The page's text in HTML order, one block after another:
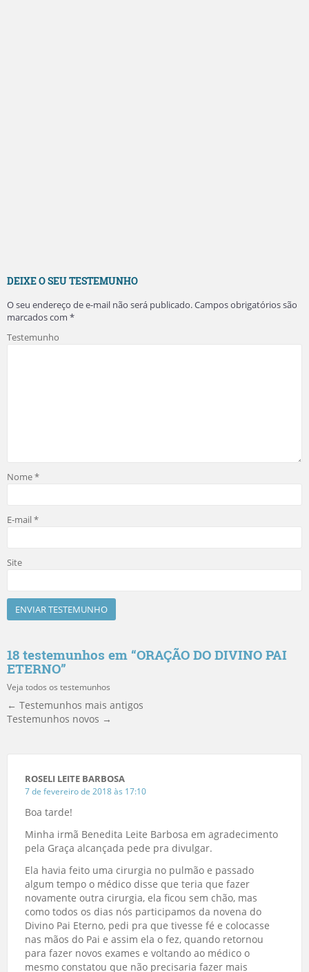
DEIXE O SEU TESTEMUNHO
O seu endereço de e-mail não será publicado.Campos obrigatórios são
marcados com *
Testemunho
Nome*
E-mail*
Site
18 testemunhos em “ORAÇÃO DO DIVINO PAI
ETERNO”
Veja todos os testemunhos
← Testemunhos mais antigos
Testemunhos novos →
ROSELI LEITE BARBOSA
7 de fevereiro de 2018 às 17:10
Boa tarde!
Minha irmã Benedita Leite Barbosa em agradecimento
pela Graça alcançada pede pra divulgar.
Ela havia feito uma cirurgia no pulmão e passado
algum tempo o médico disse que teria que fazer
novamente outra cirurgia, ela ficou sem chão, mas
como todos os dias nós participamos da novena do
Divino Pai Eterno, pedi pra que tivesse fé e colocasse
nas mãos do Pai e assim ela o fez, quando retornou
para fazer novos exames e voltando ao médico o
mesmo constatou que não precisaria fazer mais